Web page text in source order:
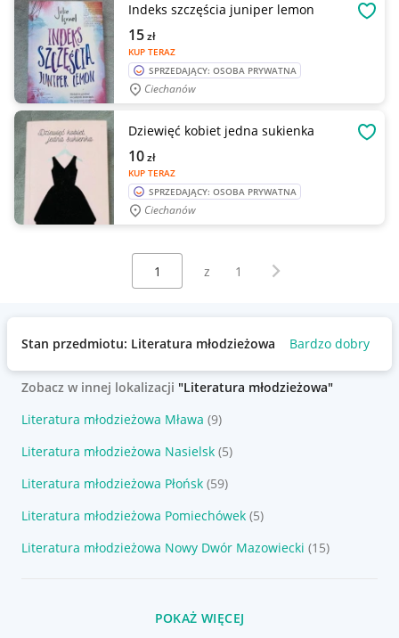
Indeks szczęścia juniper lemon
KUP TERAZ
15zł
SPRZEDAJĄCY: OSOBA PRYWATNA
Ciechanów
Dziewięć kobiet jedna sukienka
KUP TERAZ
10zł
SPRZEDAJĄCY: OSOBA PRYWATNA
Ciechanów
Wybierz stronę:
z 1 Następna strona
Stan przedmiotu: Literatura młodzieżowa Bardzo dobry
Zobacz w innej lokalizacji "Literatura młodzieżowa"
Literatura młodzieżowa Mława (9)
Literatura młodzieżowa Nasielsk (5)
Literatura młodzieżowa Płońsk (59)
Literatura młodzieżowa Pomiechówek (5)
Literatura młodzieżowa Nowy Dwór Mazowiecki (15)
POKAŻ WIĘCEJ